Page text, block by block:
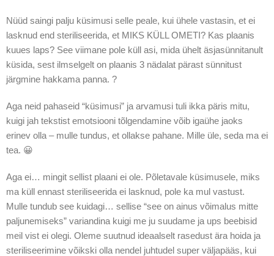
Nüüd saingi palju küsimusi selle peale, kui ühele vastasin, et ei
lasknud end steriliseerida, et MIKS KÜLL OMETI? Kas plaanis
kuues laps? See viimane pole küll asi, mida ühelt äsjasünnitanult
küsida, sest ilmselgelt on plaanis 3 nädalat pärast sünnitust
järgmine hakkama panna. ?
Aga neid pahaseid “küsimusi” ja arvamusi tuli ikka päris mitu,
kuigi jah tekstist emotsiooni tõlgendamine võib igaühe jaoks
erinev olla – mulle tundus, et ollakse pahane. Mille üle, seda ma ei
tea. 😀
Aga ei… mingit sellist plaani ei ole. Põletavale küsimusele, miks
ma küll ennast steriliseerida ei lasknud, pole ka mul vastust.
Mulle tundub see kuidagi… sellise “see on ainus võimalus mitte
paljunemiseks” variandina kuigi me ju suudame ja ups beebisid
meil vist ei olegi. Oleme suutnud ideaalselt rasedust ära hoida ja
steriliseerimine võikski olla nendel juhtudel super väljapääs, kui